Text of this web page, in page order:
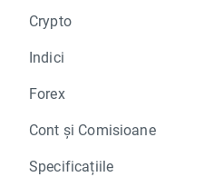
Crypto
Indici
Forex
Cont și Comisioane
Specificațiile